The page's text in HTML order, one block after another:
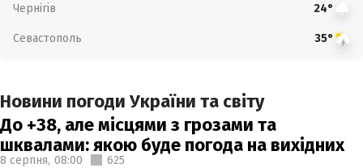
Чернігів 24°
Севастополь 35°
Новини погоди України та світу
До +38, але місцями з грозами та
шквалами: якою буде погода на вихідних
8 серпня, 08:00 625